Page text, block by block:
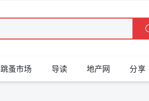
跳蚤市场 导读 地产网 分享